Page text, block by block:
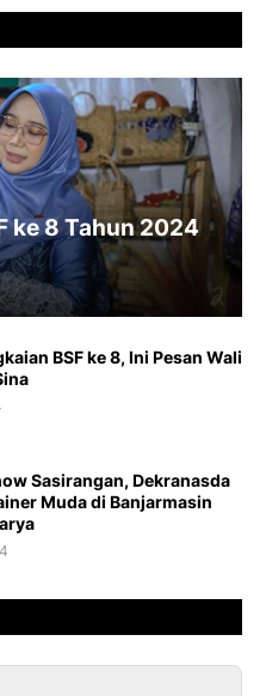
ke 8 Tahun 2024
BSF ke 8, Ini Pesan Wali
Sasirangan, Dekranasda
Muda di Banjarmasin